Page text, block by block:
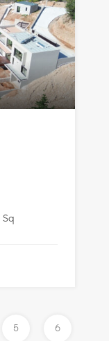
Sq
5 6